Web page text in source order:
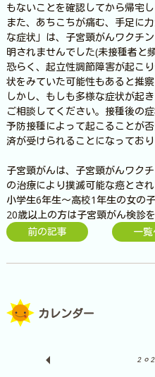
もないことを確認してから帰宅
また、あちこちが痛む、手足に
な症状」は、子宮頸がんワクチ
明されませんでした(未接種者と
恐らく、起立性調節障害が起こ
状をみていた可能性もあると推察
しかし、もしも多様な症状が起
ご相談してください。接種後の
予防接種によって起こることが
済が受けられることになっており
子宮頸がんは、子宮頸がんワク
の治療により撲滅可能な癌とされ
小学生6年生～高校1年生の女の
20歳以上の方は子宮頸がん検診
前の記事
一
カレンダー